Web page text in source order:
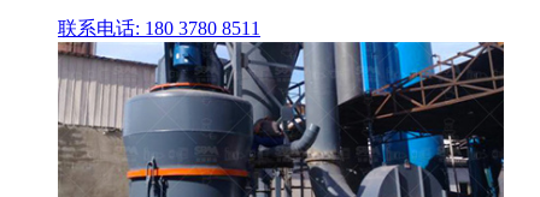
联系电话: 180 3780 8511